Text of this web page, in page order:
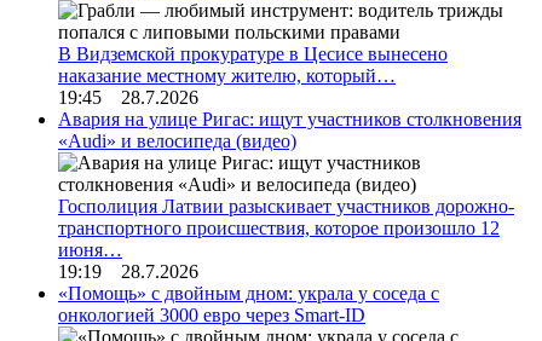
В Видземской прокуратуре в Цесисе вынесено
наказание местному жителю, который…
19:45 28.7.2026
Авария на улице Ригас: ищут участников столкновения
«Audi» и велосипеда (видео)
Госполиция Латвии разыскивает участников дорожно-
транспортного происшествия, которое произошло 12
июня…
19:19 28.7.2026
«Помощь» с двойным дном: украла у соседа с
онкологией 3000 евро через Smart-ID